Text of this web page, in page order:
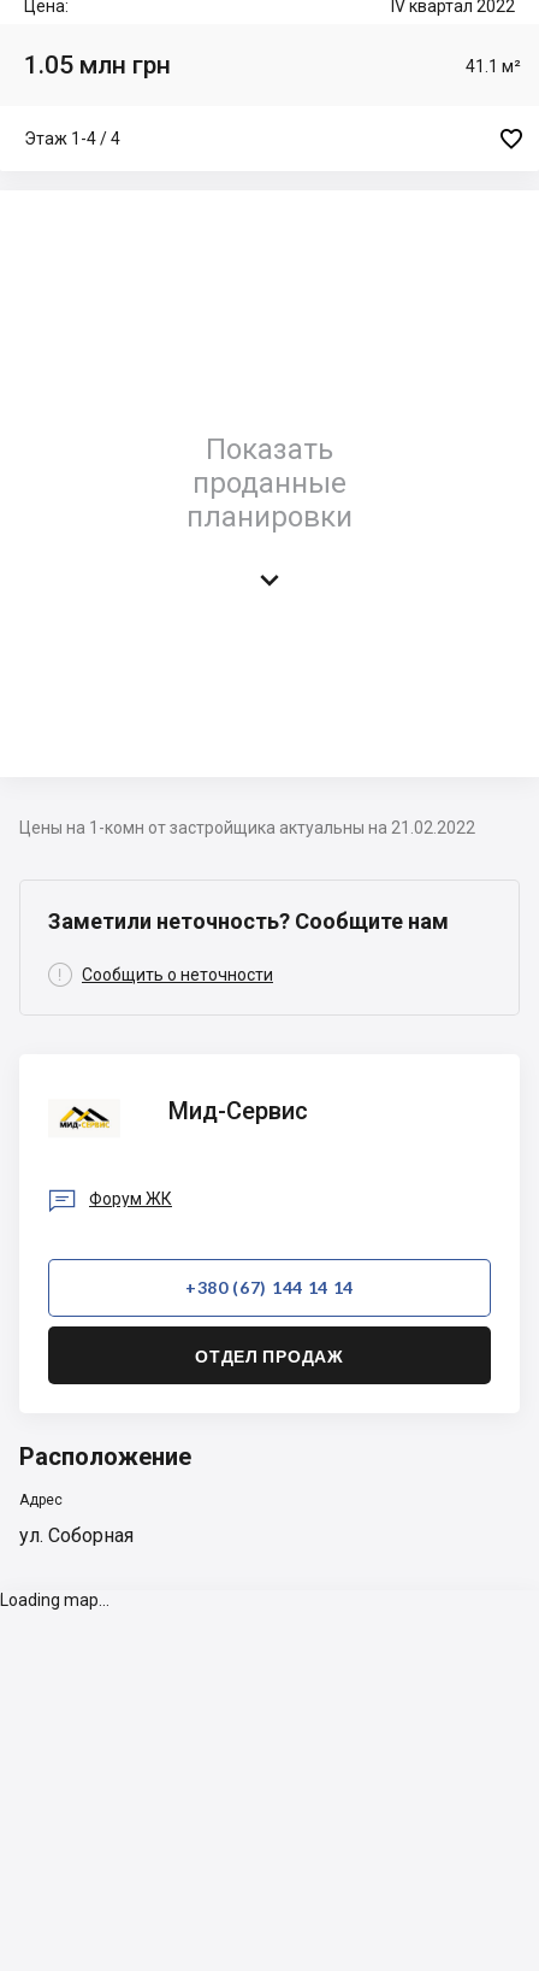
Цена: IV квартал 2022
1.05 млн грн 41.1 м²
Этаж 1-4 / 4 
Показать
проданные
планировки

Цены на 1-комн от застройщика актуальны на 21.02.2022
Заметили неточность? Сообщите нам
 Сообщить о неточности
Сервис
Мид-Сервис
 Форум ЖК
+380 (67) 144 14 14
ОТДЕЛ ПРОДАЖ
Расположение
Адрес
ул. Соборная
Loading map...